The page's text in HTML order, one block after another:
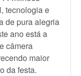
tecnologia e
de pura alegria
ano está a
câmera
maior
da festa.